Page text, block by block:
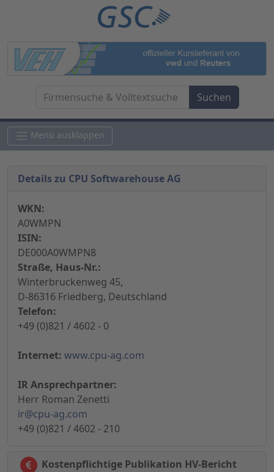
Menü ausklappen
Details zu CPU Softwarehouse AG
WKN:
A0WMPN
ISIN:
DE000A0WMPN8
Straße, Haus-Nr.:
Winterbruckenweg 45,
D-86316 Friedberg, Deutschland
Telefon:
+49 (0)821 / 4602 - 0
Internet: www.cpu-ag.com
IR Ansprechpartner:
Herr Roman Zenetti
ir@cpu-ag.com
+49 (0)821 / 4602 - 210
Kostenpflichtige Publikation HV-Bericht